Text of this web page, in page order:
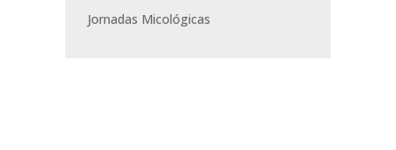
Jornadas Micológicas